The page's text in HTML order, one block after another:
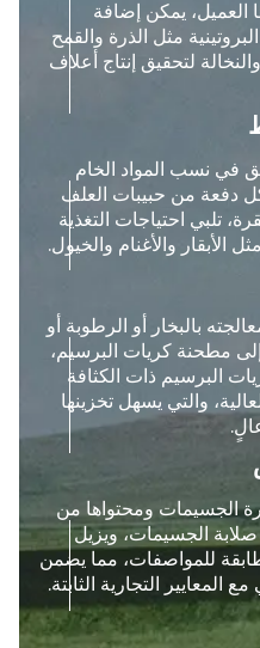
العميل، يمكن إضافة
مثل الذرة والقمح
لتحقيق إنتاج أعلاف
في نسب المواد الخام
دفعة من حبيبات العلف
تلبي احتياجات التغذية
الأبقار والأغنام والخيول.
بالبخار أو الرطوبة أو
إلى مطحنة كريات البرسيم،
البرسيم ذات الكثافة
والتي يسهل تخزينها
الجسيمات ومحتواها من
الجسيمات، ويزيل
للمواصفات، مما يضمن
المعايير التجارية الثابتة.